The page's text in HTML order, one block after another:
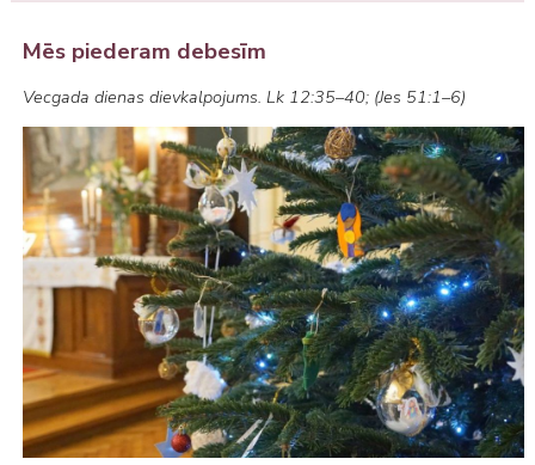
Mēs piederam debesīm
Vecgada dienas dievkalpojums. Lk 12:35–40; (Jes 51:1–6)